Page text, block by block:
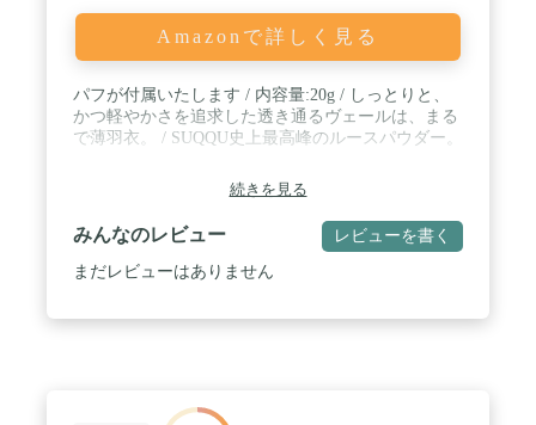
Amazonで詳しく見る
パフが付属いたします / 内容量:20g / しっとりと、
かつ軽やかさを追求した透き通るヴェールは、まる
で薄羽衣。 / SUQQU史上最高峰のルースパウダー。
続きを見る
みんなのレビュー レビューを書く
まだレビューはありません